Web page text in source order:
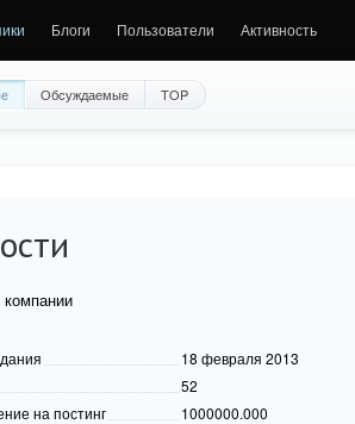
Блоги Пользователи Активность
Обсуждаемые TOP
компании
18 февраля 2013
52
на постинг
1000000.000